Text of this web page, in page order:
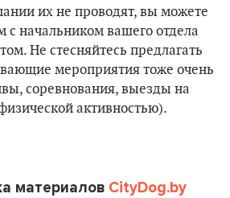
их не проводят, вы можете
с начальником вашего отдела
Не стесняйтесь предлагать
мероприятия тоже очень
соревнования, выезды на
активностью).
материалов CityDog.by